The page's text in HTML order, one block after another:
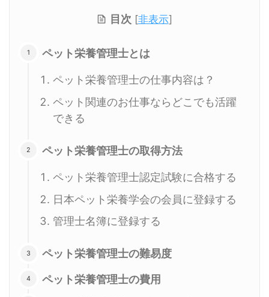
目次 [非表示]
ペット栄養管理士とは
ペット栄養管理士の仕事内容は？
ペット関連のお仕事ならどこでも活躍
できる
ペット栄養管理士の取得方法
ペット栄養管理士認定試験に合格する
日本ペット栄養学会の会員に登録する
管理士名簿に登録する
ペット栄養管理士の難易度
ペット栄養管理士の費用